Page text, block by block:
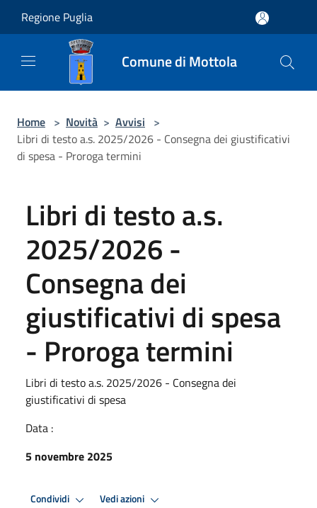
Regione Puglia
Comune di Mottola
Home > Novità > Avvisi >
Libri di testo a.s. 2025/2026 - Consegna dei giustificativi
di spesa - Proroga termini
Libri di testo a.s.
2025/2026 -
Consegna dei
giustificativi di spesa
- Proroga termini
Libri di testo a.s. 2025/2026 - Consegna dei
giustificativi di spesa
Data :
5 novembre 2025
Condividi Vedi azioni